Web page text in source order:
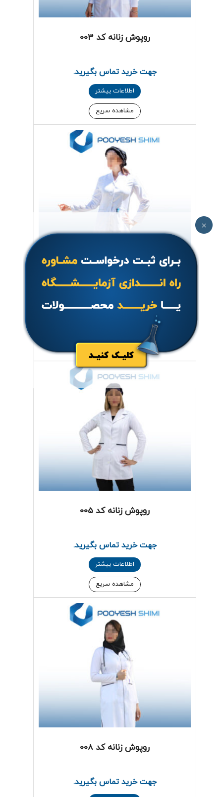
روپوش زنانه کد 003
جهت خرید تماس بگیرید.
اطلاعات بیشتر
مشاهده سریع
روپوش زنانه کد 004
جهت خرید تماس بگیرید.
روپوش زنانه کد 005
جهت خرید تماس بگیرید.
اطلاعات بیشتر
مشاهده سریع
روپوش زنانه کد 008
جهت خرید تماس بگیرید.
×